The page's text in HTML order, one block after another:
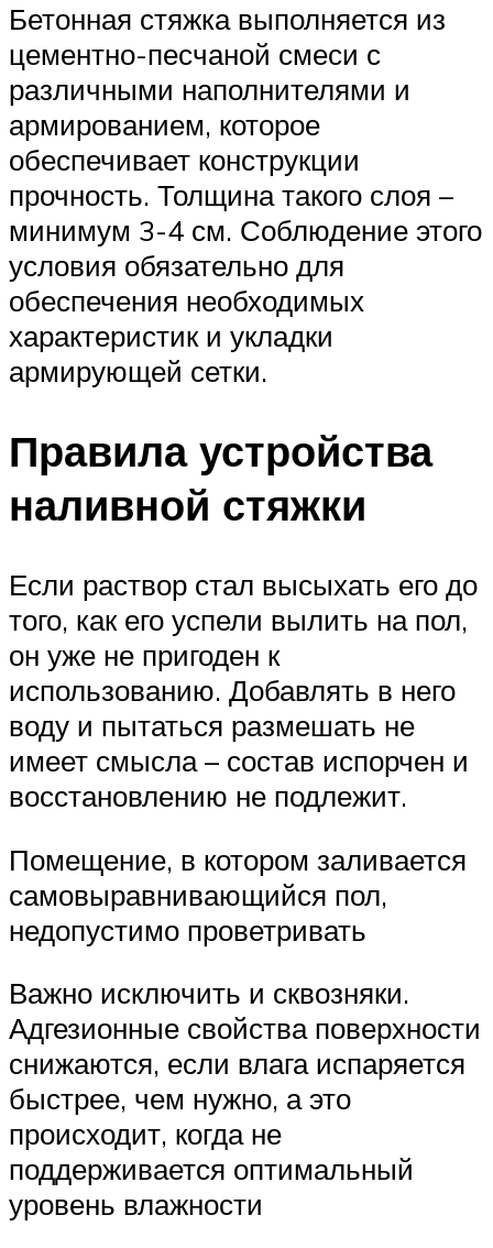
Бетонная стяжка выполняется из
цементно-песчаной смеси с
различными наполнителями и
армированием, которое
обеспечивает конструкции
прочность. Толщина такого слоя –
минимум 3-4 см. Соблюдение этого
условия обязательно для
обеспечения необходимых
характеристик и укладки
армирующей сетки.
Правила устройства
наливной стяжки
Если раствор стал высыхать его до
того, как его успели вылить на пол,
он уже не пригоден к
использованию. Добавлять в него
воду и пытаться размешать не
имеет смысла – состав испорчен и
восстановлению не подлежит.
Помещение, в котором заливается
самовыравнивающийся пол,
недопустимо проветривать
Важно исключить и сквозняки.
Адгезионные свойства поверхности
снижаются, если влага испаряется
быстрее, чем нужно, а это
происходит, когда не
поддерживается оптимальный
уровень влажности